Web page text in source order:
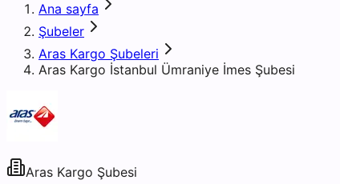
Ana sayfa
Şubeler
Aras Kargo Şubeleri
Aras Kargo İstanbul Ümraniye İmes Şubesi
Aras Kargo Şubesi